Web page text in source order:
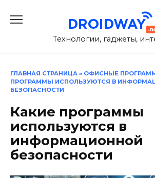
Технологии, гаджеты,
ГЛАВНАЯ СТРАНИЦА » ОФИСНЫЕ
ПРОГРАММЫ ИСПОЛЬЗУЮТСЯ В
БЕЗОПАСНОСТИ
Какие программы
используются в
информационной
безопасности